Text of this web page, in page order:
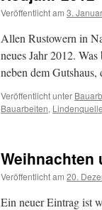
Veröffentlicht am 3.
Allen Rustowern in
neues Jahr 2012.
neben dem
Veröffentlicht unter
Bauarbeiten, Lindenquelle
Weihnachten
Veröffentlicht am 20.
Ein neuer Eintrag ist